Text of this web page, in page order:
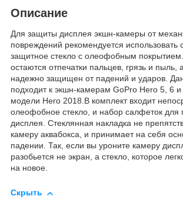
Описание
Для защиты дисплея экшн-камеры от
повреждений рекомендуется использовать
защитное стекло с олеофобным
остаются отпечатки пальцев, грязь и пыль,
надежно защищен от падений и ударов.
подходит к экшн-камерам GoPro Hero 5, 6 и
модели Hero 2018.В комплект входит
олеофобное стекло, и набор салфеток для
дисплея. Стеклянная накладка не
камеру аквабокса, и принимает на себя
падении. Так, если вы уроните камеру
разобьется не экран, а стекло, которое
на новое.
Скрыть